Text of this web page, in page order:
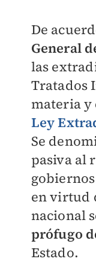
De
General
las
Tratados
materia y
Ley
Se
pasiva al
en virtud
nacional
prófugo
Estado.